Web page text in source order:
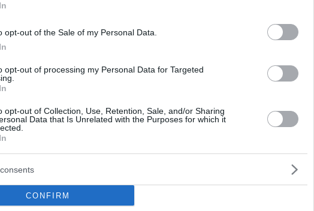
opt-out of the Sale of my Personal Data.
opt-out of processing my Personal Data for Targeted
opt-out of Collection, Use, Retention, Sale, and/or Sharing
Data that Is Unrelated with the Purposes for which it
CONFIRM
για τον
Νέοι κανόνες για
Natura
για την τουριστική
ξενοδοχειακές
βραχυχρόνιες
Airbnb και την
νησιών και των
θεσπίζει το νέ...
Άνδρος: Το καταπράσινο
διαμάντι των Κυκλάδων που
Η Άνδρος ξεχωρίζει στις Κυκλάδες για
σημαντική πολιτιστική της κληρονομιά.